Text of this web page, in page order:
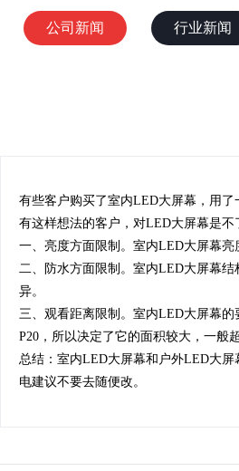
公司新闻 行业新闻
有些客户购买了室内LED大屏幕，用
有这样想法的客户，对LED大屏幕是
一、亮度方面限制。室内LED大屏幕
二、防水方面限制。室内LED大屏幕
异。
三、观看距离限制。室内LED大屏幕的
P20，所以决定了它的面积较大，一般
总结：室内LED大屏幕和户外LED大
电建议不要去随便改。